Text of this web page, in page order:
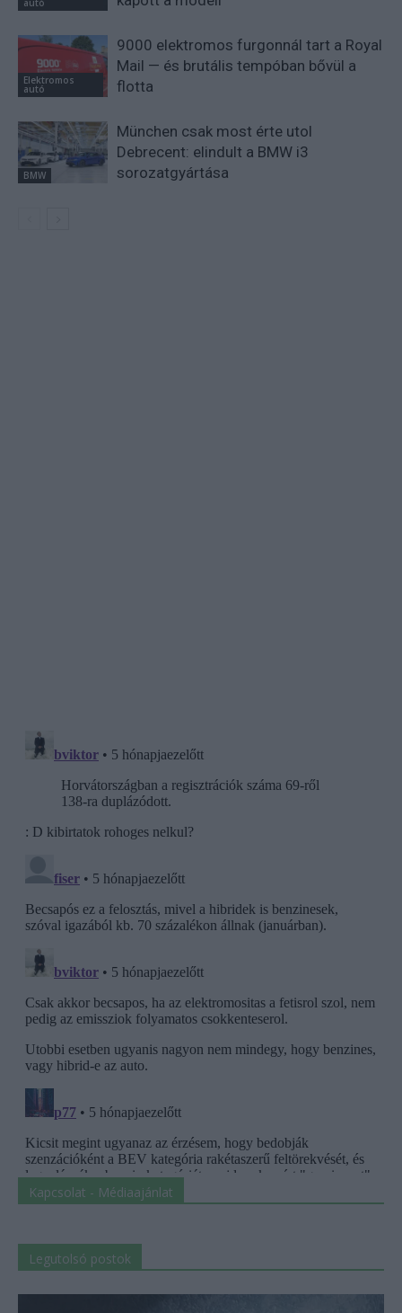
Elektromos
autó
9000 elektromos furgonnál tart a Royal
Mail — és brutális tempóban bővül a
flotta
BMW
München csak most érte utol
Debrecent: elindult a BMW i3
sorozatgyártása
Kapcsolat - Médiaajánlat
Legutolsó postok